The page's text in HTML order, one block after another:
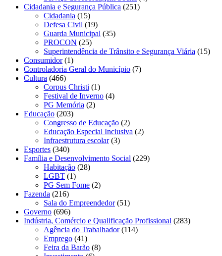
Cidadania e Segurança Pública (251)
Cidadania (15)
Defesa Civil (19)
Guarda Municipal (35)
PROCON (25)
Superintendência de Trânsito e Segurança Viária (15)
Consumidor(1)
Controladoria Geral do Município (7)
Cultura (466)
Corpus Christi (1)
Festival de Inverno (4)
PG Memória (2)
Educação (203)
Congresso de Educação (2)
Educação Especial Inclusiva (2)
Infraestrutura escolar(3)
Esportes (340)
Família e Desenvolvimento Social (229)
Habitação (28)
LGBT (1)
PG Sem Fome (2)
Fazenda (216)
Sala do Empreendedor(51)
Governo (696)
Indústria, Comércio e Qualificação Profissional (283)
Agência do Trabalhador(114)
Emprego (41)
Feira da Barão (8)